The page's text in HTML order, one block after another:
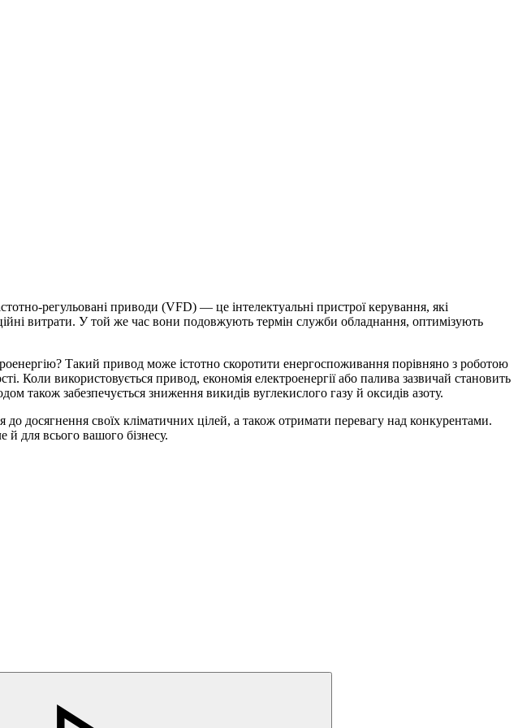
регульовані приводи (VFD) — це інтелектуальні пристрої керування, які
витрати. У той же час вони подовжують термін служби обладнання, оптимізують
Такий привод може істотно скоротити енергоспоживання порівняно з роботою
Коли використовується привод, економія електроенергії або палива зазвичай становить
також забезпечується зниження викидів вуглекислого газу й оксидів азоту.
досягнення своїх кліматичних цілей, а також отримати перевагу над конкурентами.
для всього вашого бізнесу.